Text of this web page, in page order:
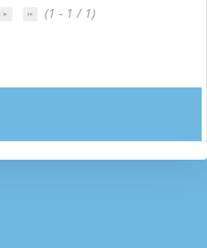
(1 - 1 / 1)